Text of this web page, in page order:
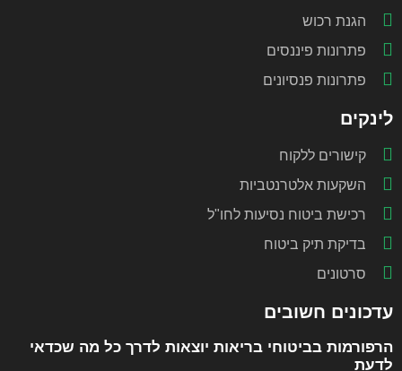
הגנת רכוש
פתרונות פיננסים
פתרונות פנסיונים
לינקים
קישורים ללקוח
השקעות אלטרנטביות
רכישת ביטוח נסיעות לחו"ל
בדיקת תיק ביטוח
סרטונים
עדכונים חשובים
הרפורמות בביטוחי בריאות יוצאות לדרך כל מה שכדאי
לדעת